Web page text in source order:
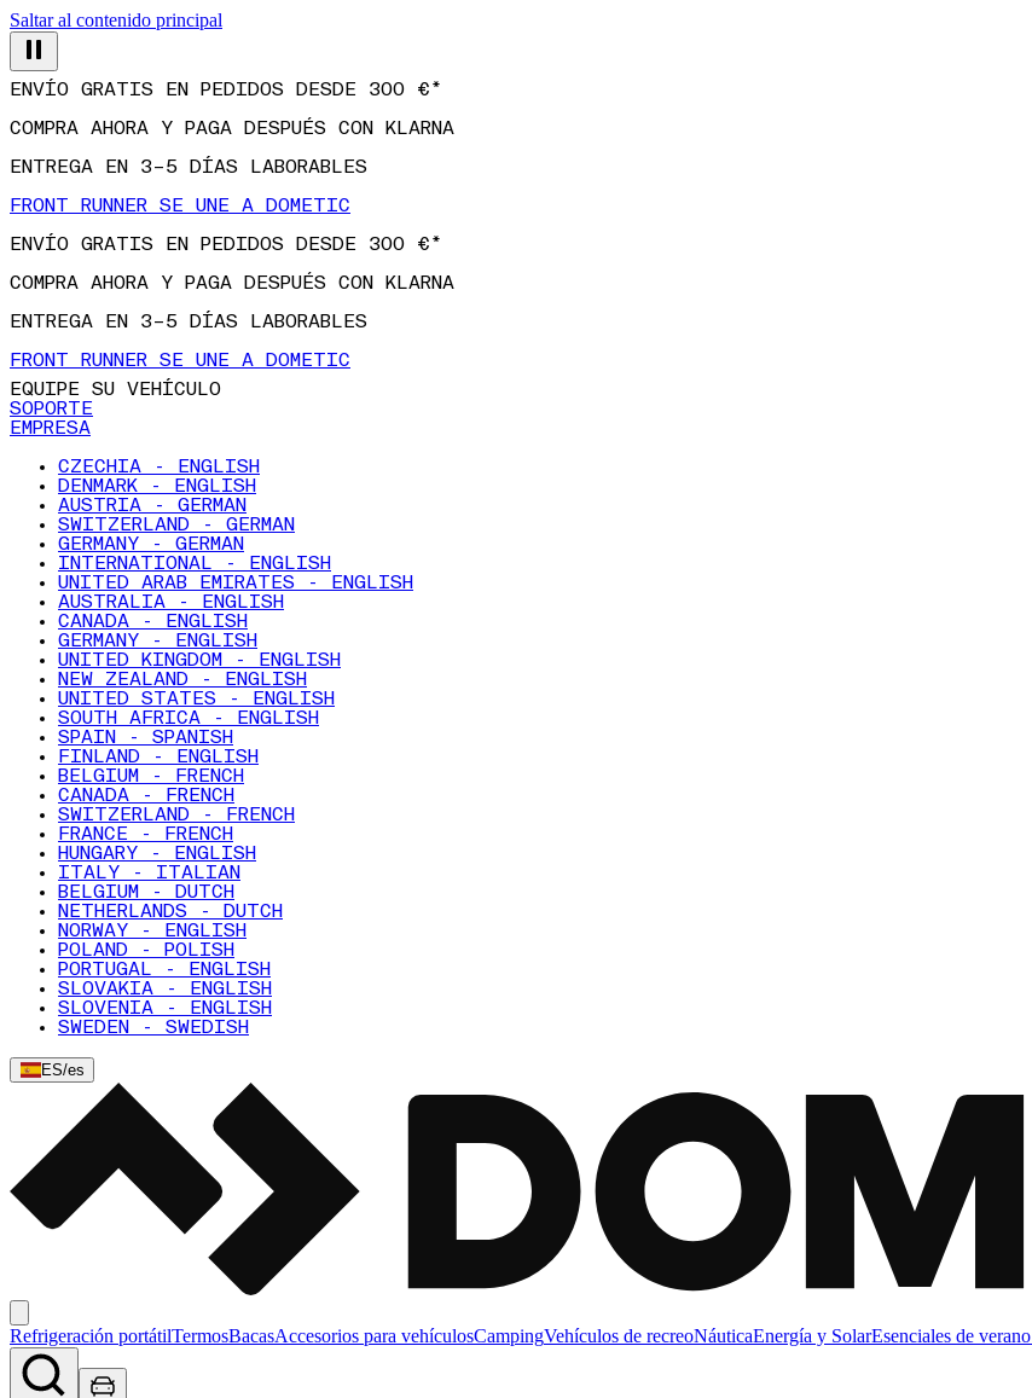
Saltar al contenido principal
ENVÍO GRATIS EN PEDIDOS DESDE 300 €*
COMPRA AHORA Y PAGA DESPUÉS CON KLARNA
ENTREGA EN 3–5 DÍAS LABORABLES
FRONT RUNNER SE UNE A DOMETIC
ENVÍO GRATIS EN PEDIDOS DESDE 300 €*
COMPRA AHORA Y PAGA DESPUÉS CON KLARNA
ENTREGA EN 3–5 DÍAS LABORABLES
FRONT RUNNER SE UNE A DOMETIC
EQUIPE SU VEHÍCULO
SOPORTE
EMPRESA
CZECHIA - ENGLISH
DENMARK - ENGLISH
AUSTRIA - GERMAN
SWITZERLAND - GERMAN
GERMANY - GERMAN
INTERNATIONAL - ENGLISH
UNITED ARAB EMIRATES - ENGLISH
AUSTRALIA - ENGLISH
CANADA - ENGLISH
GERMANY - ENGLISH
UNITED KINGDOM - ENGLISH
NEW ZEALAND - ENGLISH
UNITED STATES - ENGLISH
SOUTH AFRICA - ENGLISH
SPAIN - SPANISH
FINLAND - ENGLISH
BELGIUM - FRENCH
CANADA - FRENCH
SWITZERLAND - FRENCH
FRANCE - FRENCH
HUNGARY - ENGLISH
ITALY - ITALIAN
BELGIUM - DUTCH
NETHERLANDS - DUTCH
NORWAY - ENGLISH
POLAND - POLISH
PORTUGAL - ENGLISH
SLOVAKIA - ENGLISH
SLOVENIA - ENGLISH
SWEDEN - SWEDISH
ES/es
Refrigeración portátilTermosBacasAccesorios para vehículosCampingVehículos de recreoNáuticaEnergía y SolarEsenciales de verano